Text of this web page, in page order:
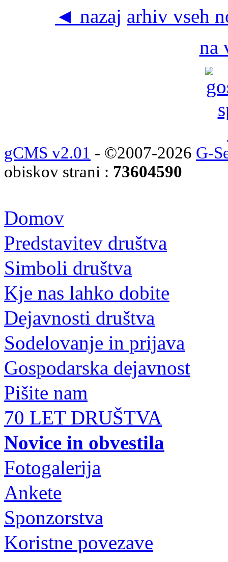
◄ nazaj arhiv vseh
na
gCMS v2.01 - ©2007-2026 G-
obiskov strani : 73604590
Domov
Predstavitev društva
Simboli društva
Kje nas lahko dobite
Dejavnosti društva
Sodelovanje in prijava
Gospodarska dejavnost
Pišite nam
70 LET DRUŠTVA
Novice in obvestila
Fotogalerija
Ankete
Sponzorstva
Koristne povezave